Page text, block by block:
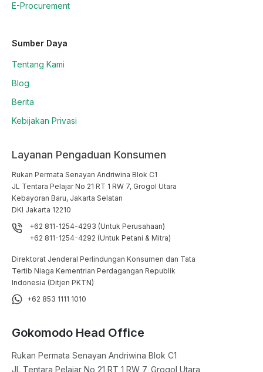
E-Procurement
Sumber Daya
Tentang Kami
Blog
Berita
Kebijakan Privasi
Layanan Pengaduan Konsumen
Rukan Permata Senayan Andriwina Blok C1
JL Tentara Pelajar No 21 RT 1 RW 7, Grogol Utara
Kebayoran Baru, Jakarta Selatan
DKI Jakarta 12210
+62 811-1254-4293 (Untuk Perusahaan)
+62 811-1254-4292 (Untuk Petani & Mitra)
Direktorat Jenderal Perlindungan Konsumen dan Tata
Tertib Niaga Kementrian Perdagangan Republik
Indonesia (Ditjen PKTN)
+62 853 1111 1010
Gokomodo Head Office
Rukan Permata Senayan Andriwina Blok C1
JL Tentara Pelajar No 21 RT 1 RW 7, Grogol Utara